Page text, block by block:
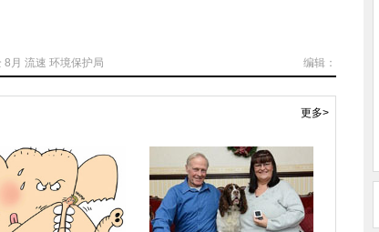
编辑：
8月 流速 环境保护局
更多>